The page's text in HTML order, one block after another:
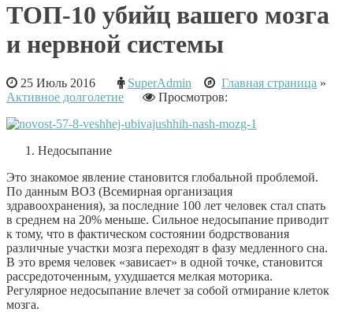
ТОП-10 убийц вашего мозга
и нервной системы
25 Июль 2016 SuperAdmin Главная страница »
Активное долголетие
Просмотров:
Недосыпание
Это знакомое явление становится глобальной проблемой.
По данным ВОЗ (Всемирная организация
здравоохранения), за последние 100 лет человек стал спать
в среднем на 20% меньше. Сильное недосыпание приводит
к тому, что в фактическом состоянии бодрствования
различные участки мозга переходят в фазу медленного сна.
В это время человек «зависает» в одной точке, становится
рассредоточенным, ухудшается мелкая моторика.
Регулярное недосыпание влечет за собой отмирание клеток
мозга.